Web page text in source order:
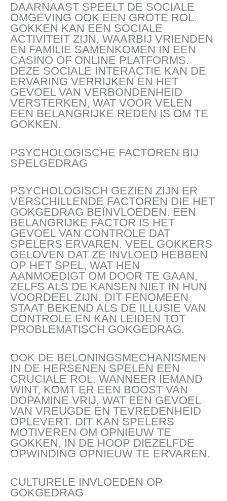
DAARNAAST SPEELT DE SOCIALE
OMGEVING OOK EEN GROTE ROL.
GOKKEN KAN EEN SOCIALE
ACTIVITEIT ZIJN, WAARBIJ VRIENDEN
EN FAMILIE SAMENKOMEN IN EEN
CASINO OF ONLINE PLATFORMS.
DEZE SOCIALE INTERACTIE KAN DE
ERVARING VERRIJKEN EN HET
GEVOEL VAN VERBONDENHEID
VERSTERKEN, WAT VOOR VELEN
EEN BELANGRIJKE REDEN IS OM TE
GOKKEN.
PSYCHOLOGISCHE FACTOREN BIJ
SPELGEDRAG
PSYCHOLOGISCH GEZIEN ZIJN ER
VERSCHILLENDE FACTOREN DIE HET
GOKGEDRAG BEÏNVLOEDEN. EEN
BELANGRIJKE FACTOR IS HET
GEVOEL VAN CONTROLE DAT
SPELERS ERVAREN. VEEL GOKKERS
GELOVEN DAT ZE INVLOED HEBBEN
OP HET SPEL, WAT HEN
AANMOEDIGT OM DOOR TE GAAN,
ZELFS ALS DE KANSEN NIET IN HUN
VOORDEEL ZIJN. DIT FENOMEEN
STAAT BEKEND ALS DE ILLUSIE VAN
CONTROLE EN KAN LEIDEN TOT
PROBLEMATISCH GOKGEDRAG.
OOK DE BELONINGSMECHANISMEN
IN DE HERSENEN SPELEN EEN
CRUCIALE ROL. WANNEER IEMAND
WINT, KOMT ER EEN BOOST VAN
DOPAMINE VRIJ, WAT EEN GEVOEL
VAN VREUGDE EN TEVREDENHEID
OPLEVERT. DIT KAN SPELERS
MOTIVEREN OM OPNIEUW TE
GOKKEN, IN DE HOOP DIEZELFDE
OPWINDING OPNIEUW TE ERVAREN.
CULTURELE INVLOEDEN OP
GOKGEDRAG